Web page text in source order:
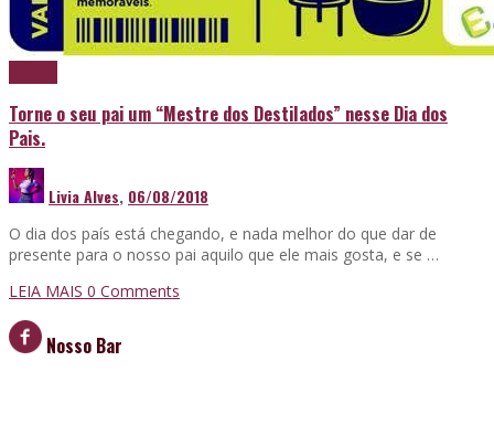
Torne o seu pai um “Mestre dos Destilados” nesse Dia dos
Pais.
Livia Alves, 06/08/2018
O dia dos país está chegando, e nada melhor do que dar de
presente para o nosso pai aquilo que ele mais gosta, e se …
LEIA MAIS 0 Comments
Nosso Bar